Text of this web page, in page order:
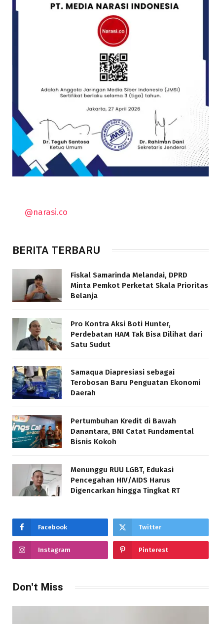
@narasi.co
BERITA TERBARU
Fiskal Samarinda Melandai, DPRD
Minta Pemkot Perketat Skala Prioritas
Belanja
Pro Kontra Aksi Boti Hunter,
Perdebatan HAM Tak Bisa Dilihat dari
Satu Sudut
Samaqua Diapresiasi sebagai
Terobosan Baru Penguatan Ekonomi
Daerah
Pertumbuhan Kredit di Bawah
Danantara, BNI Catat Fundamental
Bisnis Kokoh
Menunggu RUU LGBT, Edukasi
Pencegahan HIV/AIDS Harus
Digencarkan hingga Tingkat RT
Facebook Twitter
Instagram Pinterest
Don't Miss